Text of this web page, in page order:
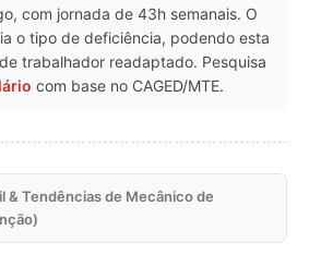
com jornada de 43h semanais. O
o tipo de deficiência, podendo esta
trabalhador readaptado. Pesquisa
com base no CAGED/MTE.
& Tendências de Mecânico de